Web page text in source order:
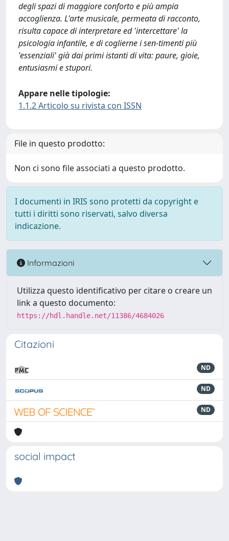
degli spazi di maggiore conforto e più ampia
accoglienza. L'arte musicale, permeata di racconto,
risulta capace di interpretare ed 'intercettare' la
psicologia infantile, e di coglierne i sen-timenti più
'essenziali' già dai primi istanti di vita: paure, gioie,
entusiasmi e stupori.
Appare nelle tipologie:
1.1.2 Articolo su rivista con ISSN
File in questo prodotto:
Non ci sono file associati a questo prodotto.
I documenti in IRIS sono protetti da copyright e
tutti i diritti sono riservati, salvo diversa
indicazione.
Informazioni
Utilizza questo identificativo per citare o creare un
link a questo documento:
https://hdl.handle.net/11386/4684026
Citazioni
ND
ND
ND
social impact